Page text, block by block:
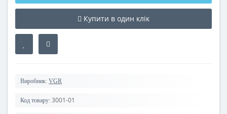
Купити в один клік
Виробник: VGR
Код товару: 3001-01